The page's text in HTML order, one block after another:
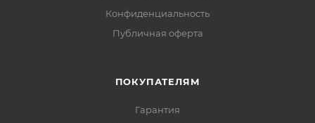
Конфиденциальность
Публичная оферта
ПОКУПАТЕЛЯМ
Гарантия